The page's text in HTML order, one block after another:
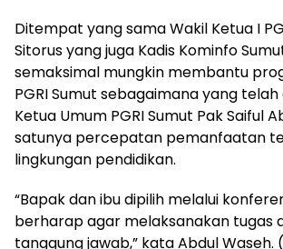
Ditempat yang sama Wakil Ketua I
Sitorus yang juga Kadis Kominfo
semaksimal mungkin membantu
PGRI Sumut sebagaimana yang
Ketua Umum PGRI Sumut Pak Saiful
satunya percepatan pemanfaatan
lingkungan pendidikan.
“Bapak dan ibu dipilih melalui
berharap agar melaksanakan tugas
tanggung jawab,” kata Abdul Waseh.